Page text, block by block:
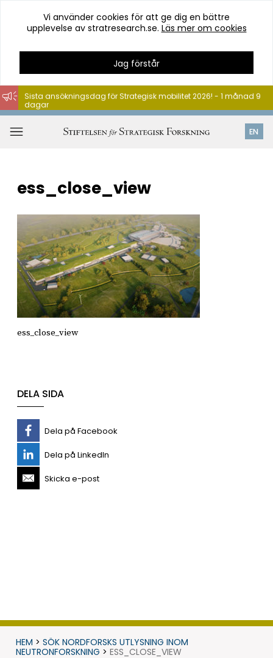
Hoppa
till
innehåll
Vi använder cookies för att ge dig en bättre
upplevelse av stratresearch.se. Läs mer om cookies
Jag förstår
EN
Sista ansökningsdag för Strategisk mobilitet 2026! - 1 månad 9
dagar
Sista ansökningsdagen för Industriell postdoktor 2026! - 1
månad 2 dagar
ess_close_view
ess_close_view
DELA SIDA
Dela på Facebook
Dela på LinkedIn
Skicka e-post
HEM > SÖK NORDFORSKS UTLYSNING INOM
NEUTRONFORSKNING > ESS_CLOSE_VIEW